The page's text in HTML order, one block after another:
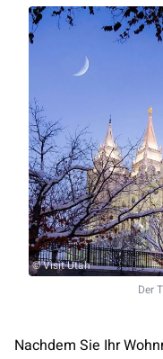
© Visit Utah
Der
Nachdem Sie Ihr